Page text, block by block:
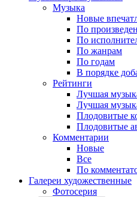
Музыка
Новые
По
По
По жанрам
По годам
В порядке
Рейтинги
Лучшая
Лучшая
Плодовитые
Плодовитые
Комментарии
Новые
Все
По
Галереи художественные
Фотосерия